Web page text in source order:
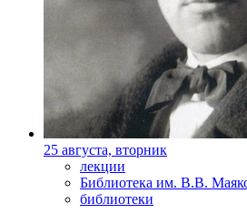
25 августа, вторник
лекции
Библиотека им. В.В.
библиотеки